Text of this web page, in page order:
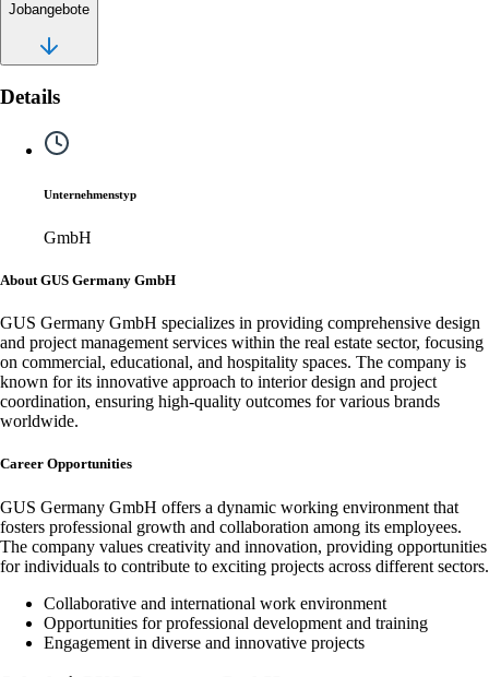
Jobangebote
Details
Unternehmenstyp
GmbH
About GUS Germany GmbH
GUS Germany GmbH specializes in providing comprehensive design
and project management services within the real estate sector, focusing
on commercial, educational, and hospitality spaces. The company is
known for its innovative approach to interior design and project
coordination, ensuring high-quality outcomes for various brands
worldwide.
Career Opportunities
GUS Germany GmbH offers a dynamic working environment that
fosters professional growth and collaboration among its employees.
The company values creativity and innovation, providing opportunities
for individuals to contribute to exciting projects across different sectors.
Collaborative and international work environment
Opportunities for professional development and training
Engagement in diverse and innovative projects